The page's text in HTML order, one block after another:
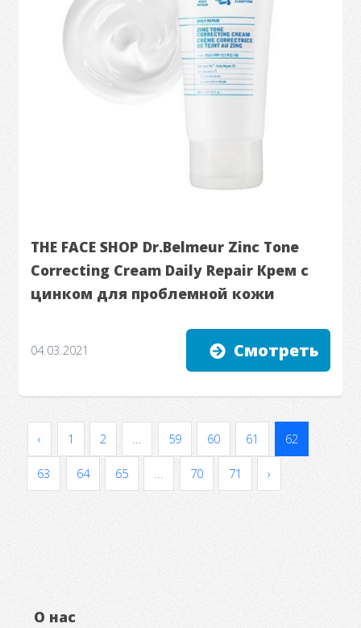
THE FACE SHOP Dr.Belmeur Zinc Tone
Correcting Cream Daily Repair Крем с
цинком для проблемной кожи
04.03.2021 Смотреть
‹ 1 2 59 60 61 62
63 64 65 70 71 ›
О нас